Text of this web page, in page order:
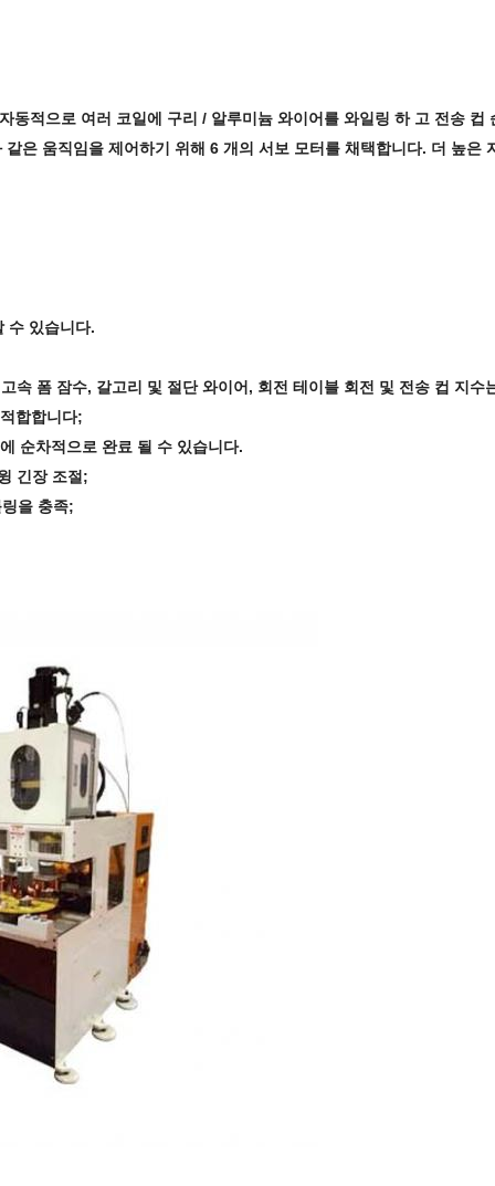
동적으로 여러 코일에 구리 / 알루미늄 와이어를 와일링 하 고 전송 컵
은 움직임을 제어하기 위해 6 개의 서보 모터를 채택합니다. 더 높은
수 있습니다.
속 폼 잠수, 갈고리 및 절단 와이어, 회전 테이블 회전 및 전송 컵 지수
합합니다;
순차적으로 완료 될 수 있습니다.
긴장 조절;
을 충족;